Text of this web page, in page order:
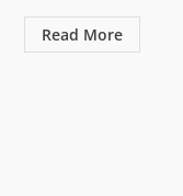
Read More